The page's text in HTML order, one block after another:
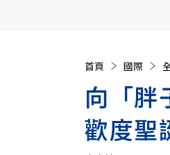
首頁 國際
向「胖
歡度聖